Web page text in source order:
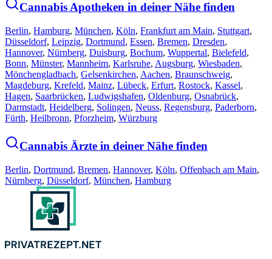
Cannabis Apotheken in deiner Nähe finden
Berlin, Hamburg, München, Köln, Frankfurt am Main, Stuttgart,
Düsseldorf, Leipzig, Dortmund, Essen, Bremen, Dresden,
Hannover, Nürnberg, Duisburg, Bochum, Wuppertal, Bielefeld,
Bonn, Münster, Mannheim, Karlsruhe, Augsburg, Wiesbaden,
Mönchengladbach, Gelsenkirchen, Aachen, Braunschweig,
Magdeburg, Krefeld, Mainz, Lübeck, Erfurt, Rostock, Kassel,
Hagen, Saarbrücken, Ludwigshafen, Oldenburg, Osnabrück,
Darmstadt, Heidelberg, Solingen, Neuss, Regensburg, Paderborn,
Fürth, Heilbronn, Pforzheim, Würzburg
Cannabis Ärzte in deiner Nähe finden
Berlin, Dortmund, Bremen, Hannover, Köln, Offenbach am Main,
Nürnberg, Düsseldorf, München, Hamburg